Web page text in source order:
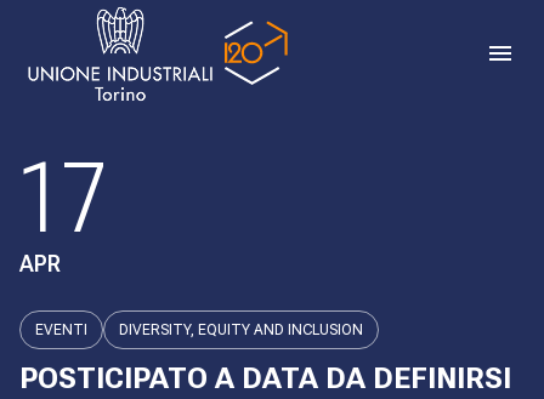
17
APR
EVENTI DIVERSITY, EQUITY AND INCLUSION
POSTICIPATO A DATA DA DEFINIRSI